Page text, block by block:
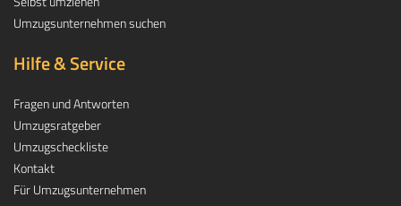
Umzugsunternehmen suchen
Hilfe & Service
Fragen und Antworten
Umzugsratgeber
Umzugscheckliste
Kontakt
Für Umzugsunternehmen